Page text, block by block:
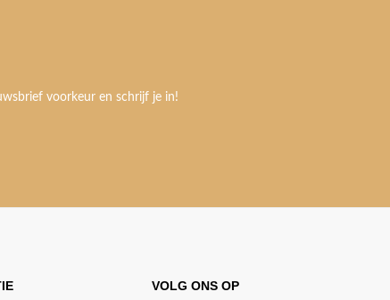
voorkeur en schrijf je in!
VOLG ONS OP